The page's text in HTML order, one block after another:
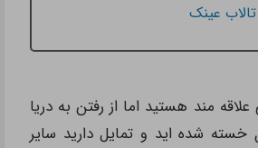
عینک
مند هستید اما از رفتن به دریا
شده اید و تمایل دارید سایر